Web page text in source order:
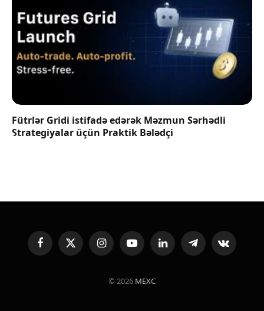
Fütrlər Gridi istifadə edərək Məzmun Sərhədli
Strategiyalar üçün Praktik Bələdçi
FacebookX
(Twitter)
InstagramYouTubeLinkedInTelegramVKontakte
© 2026 MEXC